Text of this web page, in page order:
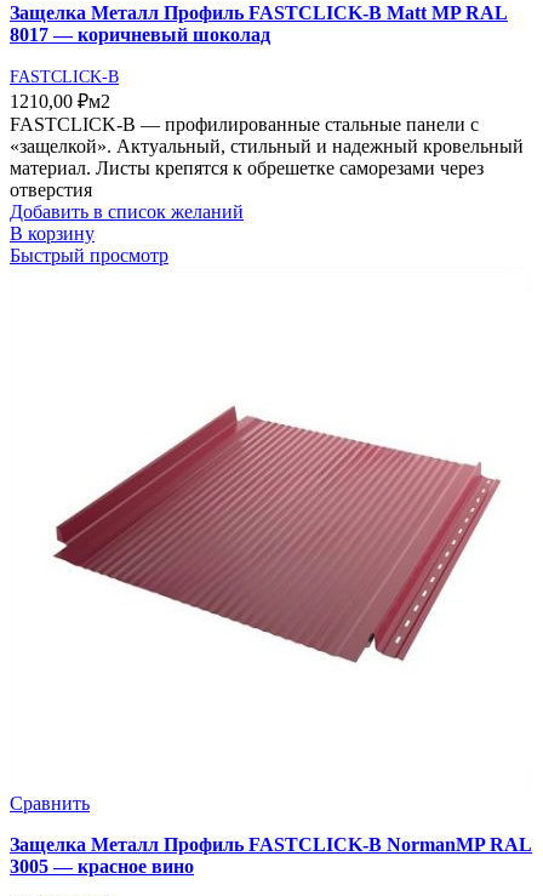
Защелка Металл Профиль FASTCLICK-В Matt MP RAL
8017 — коричневый шоколад
FASTCLICK-B
1210,00 ₽м2
FASTCLICK-В — профилированные стальные панели с
«защелкой». Актуальный, стильный и надежный кровельный
материал. Листы крепятся к обрешетке саморезами через
отверстия
Добавить в список желаний
В корзину
Быстрый просмотр
Сравнить
Защелка Металл Профиль FASTCLICK-В NormanMP RAL
3005 — красное вино